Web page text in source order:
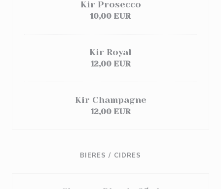
Kir Prosecco
10,00 EUR
Kir Royal
12,00 EUR
Kir Champagne
12,00 EUR
BIERES / CIDRES